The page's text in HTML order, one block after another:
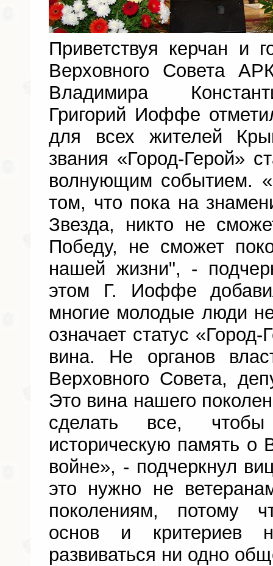
Приветствуя керчан и
Верховного Совета
Владимира
Григорий Иоффе
для всех жителей
звания «Город-Герой»
волнующим событием.
том, что пока на
Звезда, никто не
Победу, не сможет
нашей жизни", -
этом Г. Иоффе
многие молодые люди
означает статус
вина. Не органов
Верховного Совета,
Это вина нашего
сделать все, чтобы
историческую память о
войне», - подчеркнул
это нужно не
поколениям, потому
основ и критериев
развиваться ни одно